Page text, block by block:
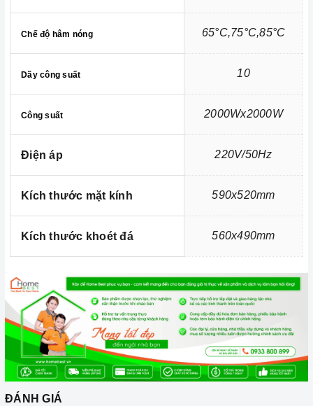
Chúng tôi không chỉ biết bán mà còn quan tâm đến trải nghiệm
sản phẩm và các dịch vụ sau bán hàng, bên cạnh việc cung
cấp và phân phối các thiết bị nhà bếp cao cấp thì vấn đề bảo trì
và bảo dưỡng sản phẩm luôn được Home Best lưu tâm.
Hotline số0933 800 899 028 66 798989.
Xem thêm chi tiết tại:Home Best Care - Trung tâm sửa chữa,
lắp đặt thiết bị Miền Nam
Chế độ hâm nóng 65°C,75°C,85°C
Dãy công suất 10
Công suất 2000Wx2000W
Điện áp 220V/50Hz
Kích thước mặt kính 590x520mm
Kích thước khoét đá 560x490mm
ĐÁNH GIÁ